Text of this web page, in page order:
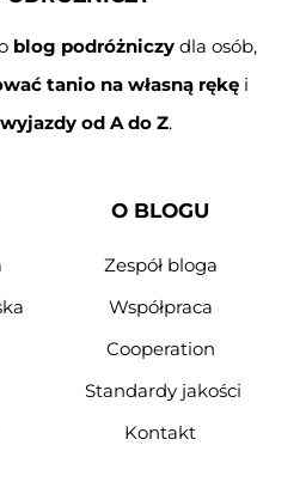
blog podróżniczy dla osób,
tanio na własną rękęi
od A do Z.
O BLOGU
Zespół bloga
Współpraca
Cooperation
Standardy jakości
Kontakt